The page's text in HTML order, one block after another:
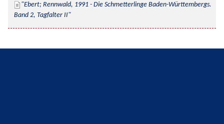
Ebert; Rennwald, 1991 - Die Schmetterlinge Baden-Württembergs.
Band 2, Tagfalter II